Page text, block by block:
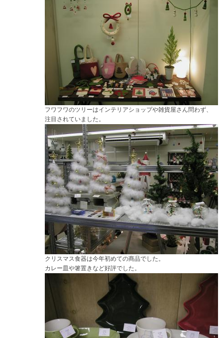
フワフワのツリーはインテリアショップや雑貨屋さん問わず、
注目されていました。
クリスマス食器は今年初めての商品でした。
カレー皿や箸置きなど好評でした。